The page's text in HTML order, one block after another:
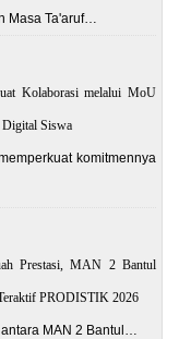
Masa Ta'aruf…
Kolaborasi melalui MoU
Siswa
komitmennya
Prestasi, MAN 2 Bantul
PRODISTIK 2026
MAN 2 Bantul…